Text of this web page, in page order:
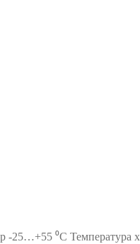
⁰С Температура